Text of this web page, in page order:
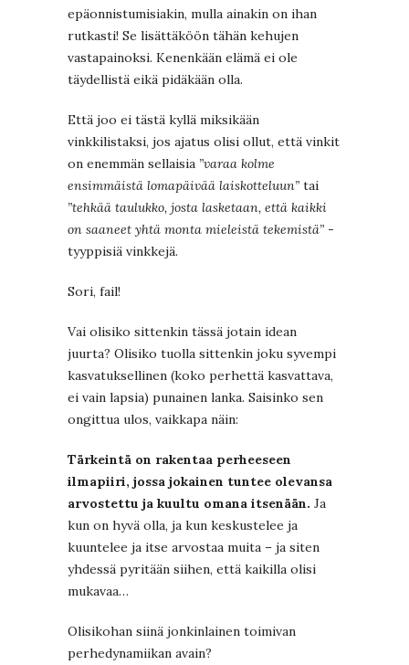
epäonnistumisiakin, mulla ainakin on ihan
rutkasti! Se lisättäköön tähän kehujen
vastapainoksi. Kenenkään elämä ei ole
täydellistä eikä pidäkään olla.
Että joo ei tästä kyllä miksikään
vinkkilistaksi, jos ajatus olisi ollut, että vinkit
on enemmän sellaisia ”varaa kolme
ensimmäistä lomapäivää laiskotteluun” tai
”tehkää taulukko, josta lasketaan, että kaikki
on saaneet yhtä monta mieleistä tekemistä” -
tyyppisiä vinkkejä.
Sori, fail!
Vai olisiko sittenkin tässä jotain idean
juurta? Olisiko tuolla sittenkin joku syvempi
kasvatuksellinen (koko perhettä kasvattava,
ei vain lapsia) punainen lanka. Saisinko sen
ongittua ulos, vaikkapa näin:
Tärkeintä on rakentaa perheeseen
ilmapiiri, jossa jokainen tuntee olevansa
arvostettu ja kuultu omana itsenään. Ja
kun on hyvä olla, ja kun keskustelee ja
kuuntelee ja itse arvostaa muita – ja siten
yhdessä pyritään siihen, että kaikilla olisi
mukavaa…
Olisikohan siinä jonkinlainen toimivan
perhedynamiikan avain?